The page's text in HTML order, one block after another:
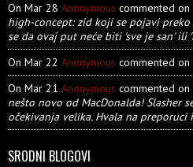
On Mar 28 Anonymous commented on
high-concept: zid koji se pojavi
se da ovaj put neće biti 'sve je san' ili
On Mar 22 Anonymous commented on
On Mar 21 Anonymous commented on
nešto novo od MacDonalda! Slasher
očekivanja velika. Hvala na preporuci
SRODNI BLOGOVI